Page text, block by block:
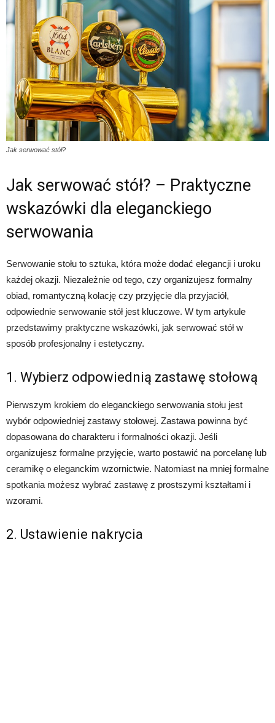
Jak serwować stół?
Jak serwować stół? – Praktyczne
wskazówki dla eleganckiego
serwowania
Serwowanie stołu to sztuka, która może dodać elegancji i uroku
każdej okazji. Niezależnie od tego, czy organizujesz formalny
obiad, romantyczną kolację czy przyjęcie dla przyjaciół,
odpowiednie serwowanie stół jest kluczowe. W tym artykule
przedstawimy praktyczne wskazówki, jak serwować stół w
sposób profesjonalny i estetyczny.
1. Wybierz odpowiednią zastawę stołową
Pierwszym krokiem do eleganckiego serwowania stołu jest
wybór odpowiedniej zastawy stołowej. Zastawa powinna być
dopasowana do charakteru i formalności okazji. Jeśli
organizujesz formalne przyjęcie, warto postawić na porcelanę lub
ceramikę o eleganckim wzornictwie. Natomiast na mniej formalne
spotkania możesz wybrać zastawę z prostszymi kształtami i
wzorami.
2. Ustawienie nakrycia